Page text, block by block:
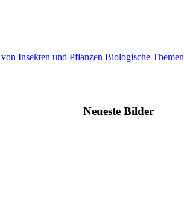
Insekten und Pflanzen Biologische
Neueste Bilder